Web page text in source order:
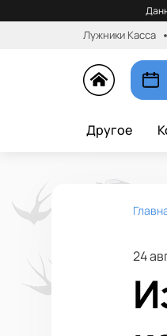
Лужники Касса
Другое
24